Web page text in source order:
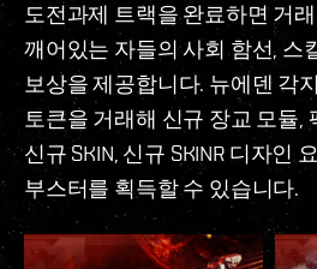
도전과제 트랙을 완료하면 거
깨어있는 자들의 사회 함선, 스
보상을 제공합니다. 뉴에덴 각
토큰을 거래해 신규 장교 모듈,
신규 SKIN, 신규 SKINR 디자인
부스터를 획득할 수 있습니다.